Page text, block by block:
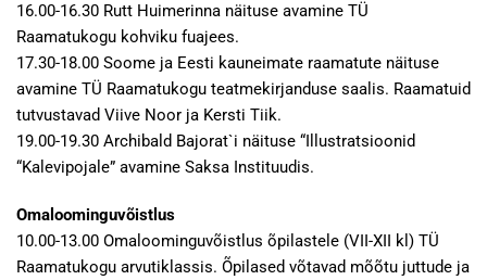
16.00-16.30 Rutt Huimerinna näituse avamine TÜ
Raamatukogu kohviku fuajees.
17.30-18.00 Soome ja Eesti kauneimate raamatute näituse
avamine TÜ Raamatukogu teatmekirjanduse saalis. Raamatuid
tutvustavad Viive Noor ja Kersti Tiik.
19.00-19.30 Archibald Bajorat`i näituse “Illustratsioonid
“Kalevipojale” avamine Saksa Instituudis.
Omaloominguvõistlus
10.00-13.00 Omaloominguvõistlus õpilastele (VII-XII kl) TÜ
Raamatukogu arvutiklassis. Õpilased võtavad mõõtu juttude ja